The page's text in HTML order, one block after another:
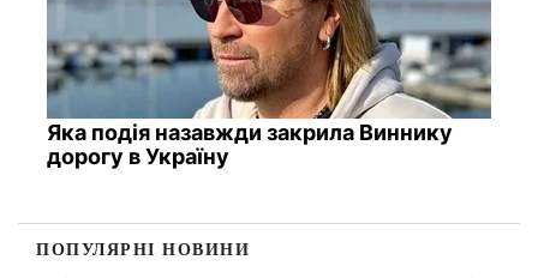
Яка подія назавжди закрила Виннику
дорогу в Україну
ПОПУЛЯРНІ НОВИНИ